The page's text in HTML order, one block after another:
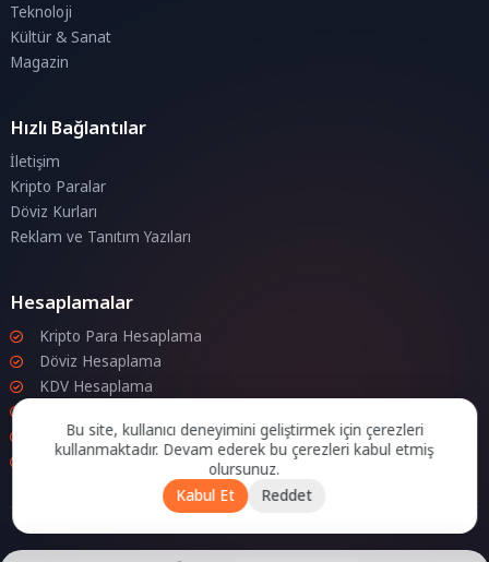
Teknoloji
Kültür & Sanat
Magazin
Hızlı Bağlantılar
İletişim
Kripto Paralar
Döviz Kurları
Reklam ve Tanıtım Yazıları
Hesaplamalar
Kripto Para Hesaplama
Döviz Hesaplama
KDV Hesaplama
Zam Hesaplama
Bileşik Hesaplama
Bu site, kullanıcı deneyimini geliştirmek için çerezleri
kullanmaktadır. Devam ederek bu çerezleri kabul etmiş
olursunuz.
Kabul Et
Reddet